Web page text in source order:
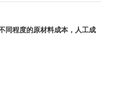
同程度的原材料成本，人工成